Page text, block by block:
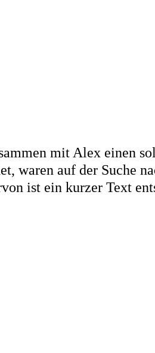
mit Alex einen
waren auf der Suche
ist ein kurzer Text